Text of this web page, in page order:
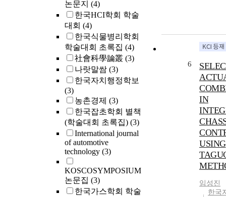
논문지 (4)
한국HCI학회 학술
대회 (4)
한국식물병리학회
학술대회 초록집 (4)
社會科學論叢 (3)
나랏말쌈 (3)
한국자치행정학보
(3)
농촌경제 (3)
한국잡초학회 별책
(학술대회 초록집) (3)
International journal
of automotive
technology (3)
KOSCOSYMPOSIUM
논문집 (3)
한국가스학회 학술
6
IN
USING
임성진
한국